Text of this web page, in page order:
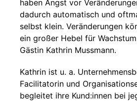
haben Angst vor
dadurch automatisch und
selbst klein. Veränderungen
ein großer Hebel für
Gästin Kathrin Mussmann.
Kathrin ist u. a.
Facilitatorin und
begleitet ihre Kund:innen bei